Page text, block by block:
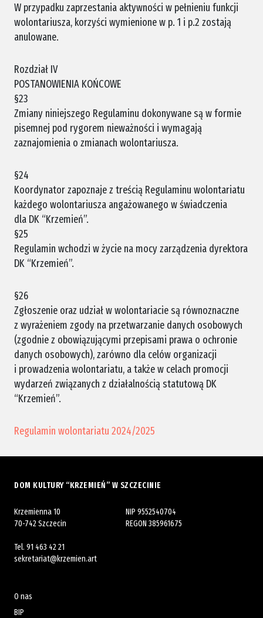
W przypadku zaprzestania aktywności w pełnieniu funkcji
wolontariusza, korzyści wymienione w p. 1 i p.2 zostają
anulowane.
Rozdział IV
POSTANOWIENIA KOŃCOWE
§23
Zmiany niniejszego Regulaminu dokonywane są w formie
pisemnej pod rygorem nieważności i wymagają
zaznajomienia o zmianach wolontariusza.
§24
Koordynator zapoznaje z treścią Regulaminu wolontariatu
każdego wolontariusza angażowanego w świadczenia
dla DK “Krzemień”.
§25
Regulamin wchodzi w życie na mocy zarządzenia dyrektora
DK “Krzemień”.
§26
Zgłoszenie oraz udział w wolontariacie są równoznaczne
z wyrażeniem zgody na przetwarzanie danych osobowych
(zgodnie z obowiązującymi przepisami prawa o ochronie
danych osobowych), zarówno dla celów organizacji
i prowadzenia wolontariatu, a także w celach promocji
wydarzeń związanych z działalnością statutową DK
“Krzemień”.
Regulamin wolontariatu 2024/2025
DOM KULTURY “KRZEMIEŃ” W SZCZECINIE
Krzemienna 10
70-742 Szczecin
Tel. 91 463 42 21
sekretariat@krzemien.art
NIP 9552540704
REGON 385961675
O nas
BIP